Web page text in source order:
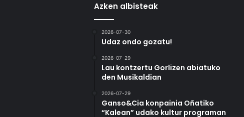
Azken albisteak
2026-07-30
Udaz ondo gozatu!
2026-07-29
Lau kontzertu Gorlizen abiatuko
den Musikaldian
2026-07-29
Ganso&Cia konpainia Oñatiko
“Kalean” udako kultur programan